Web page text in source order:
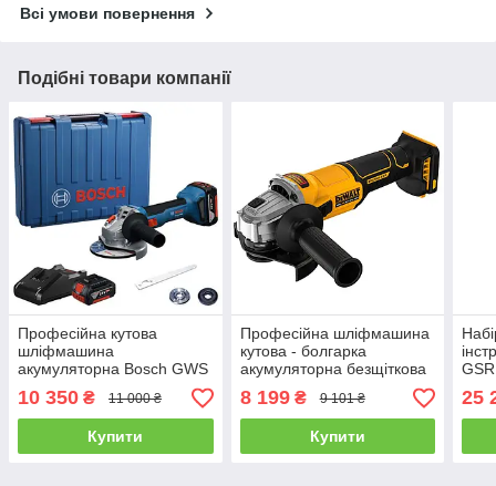
Всі умови повернення
Подібні товари компанії
Професійна кутова
шліфмашина
акумуляторна Bosch GWS
18V-8 : з АКБ 18V 4Ah
(06019N9021)
10 350 ₴ 11 000 ₴
Купити
Професійна шліфмашина
кутова - болгарка
акумуляторна безщіткова
DeWALT DCG407N (без
акума і зарядки)
8 199₴ 9 101 ₴
Купити
25